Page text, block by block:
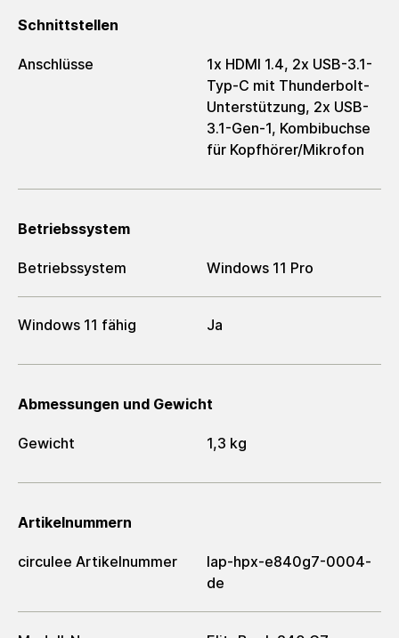
Schnittstellen
Anschlüsse
1x HDMI 1.4, 2x USB-3.1-
Typ-C mit Thunderbolt-
Unterstützung, 2x USB-
3.1-Gen-1, Kombibuchse
für Kopfhörer/Mikrofon
Betriebssystem
Betriebssystem Windows 11 Pro
Windows 11 fähig Ja
Abmessungen und Gewicht
Gewicht 1,3 kg
Artikelnummern
circulee Artikelnummer
lap-hpx-e840g7-0004-
de